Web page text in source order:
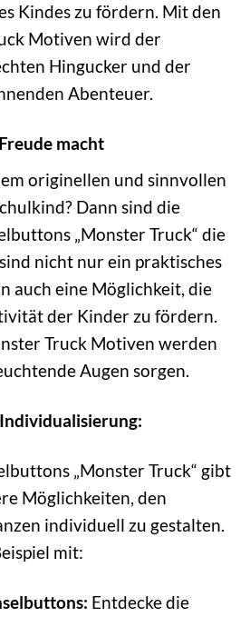
Kindes zu fördern. Mit den
Motiven wird der
Hingucker und der
Abenteuer.
macht
originellen und sinnvollen
Dann sind die
„Monster Truck“ die
nicht nur ein praktisches
auch eine Möglichkeit, die
der Kinder zu fördern.
Truck Motiven werden
Augen sorgen.
„Monster Truck“ gibt
Möglichkeiten, den
individuell zu gestalten.
mit:
Entdecke die